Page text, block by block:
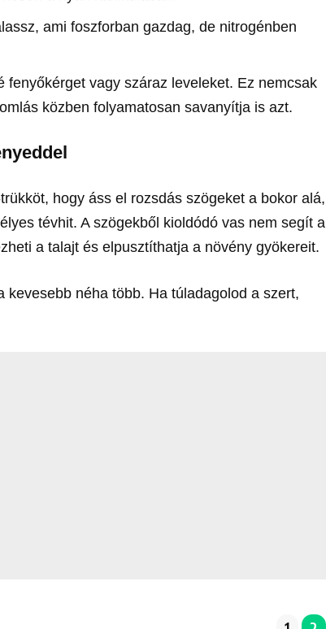
ami foszforban gazdag, de nitrogénben
fenyőkérget vagy száraz leveleket. Ez nemcsak
közben folyamatosan savanyítja is azt.
hogy áss el rozsdás szögeket a bokor alá,
tévhit. A szögekből kioldódó vas nem segít a
a talajt és elpusztíthatja a növény gyökereit.
néha több. Ha túladagolod a szert,